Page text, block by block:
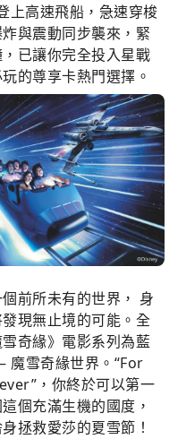
上高速飛船，急速穿梭
與震動同步襲來，緊
已讓你完全投入星戰
的尊享卡熱門選擇。
前所未有的世界， 身
現無止境的可能。全
奇緣》電影系列為藍
魔雪奇緣世界。“For
，你終於可以第一
個充滿生機的國度，
拯救愛莎的夏雪節！